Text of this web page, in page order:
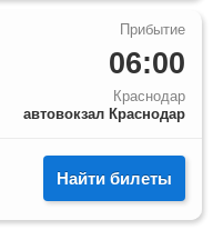
06:00
Краснодар
автовокзал Краснодар
Найти билеты